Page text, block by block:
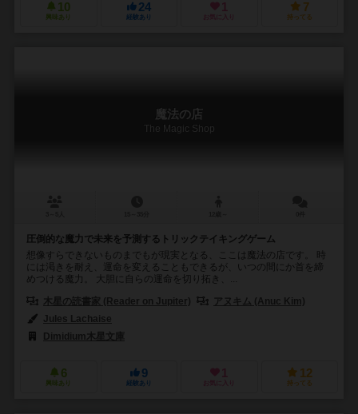
10
興味あり
24
経験あり
1
お気に入り
7
持ってる
魔法の店
The Magic Shop
圧倒的な魔力で未来を予測するトリックテイキングゲーム
想像すらできないものまでもが現実となる、ここは魔法の店です。 時
には渇きを耐え、運命を変えることもできるが、いつの間にか首を締
めつける魔力。 大胆に自らの運命を切り拓き、...
木星の読書家 (Reader on Jupiter)
アヌキム (Anuc Kim)
Jules Lachaise
Dimidium木星文庫
6
興味あり
9
経験あり
1
お気に入り
12
持ってる